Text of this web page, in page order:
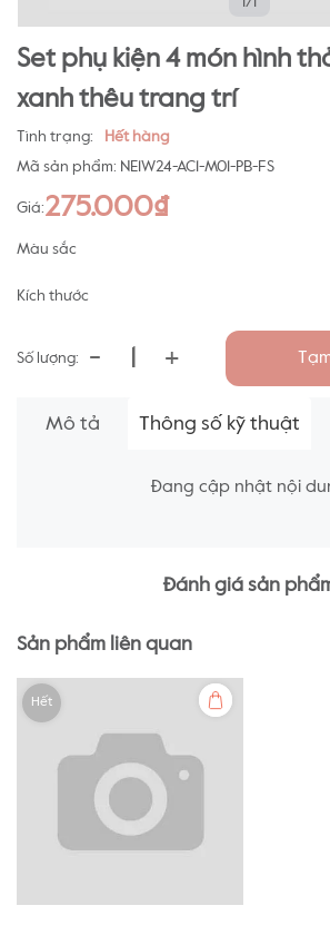
Set phụ kiện 4 món hình
xanh thêu trang trí
Tình trạng:
Hết hàng
Mã sản phẩm: NE1W24-AC1-M01-PB-FS
Giá:275.000₫
Màu sắc
Kích thước
Số lượng: - +
Mô tả Thông số kỹ thuật
Đang cập nhật nội
Đánh giá sản
Sản phẩm liên quan
Hết